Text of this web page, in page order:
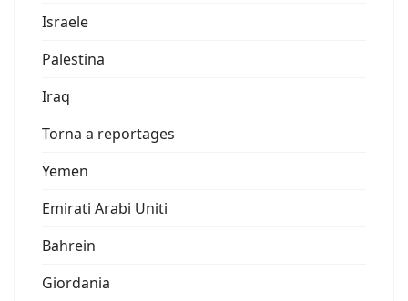
Israele
Palestina
Iraq
Torna a reportages
Yemen
Emirati Arabi Uniti
Bahrein
Giordania